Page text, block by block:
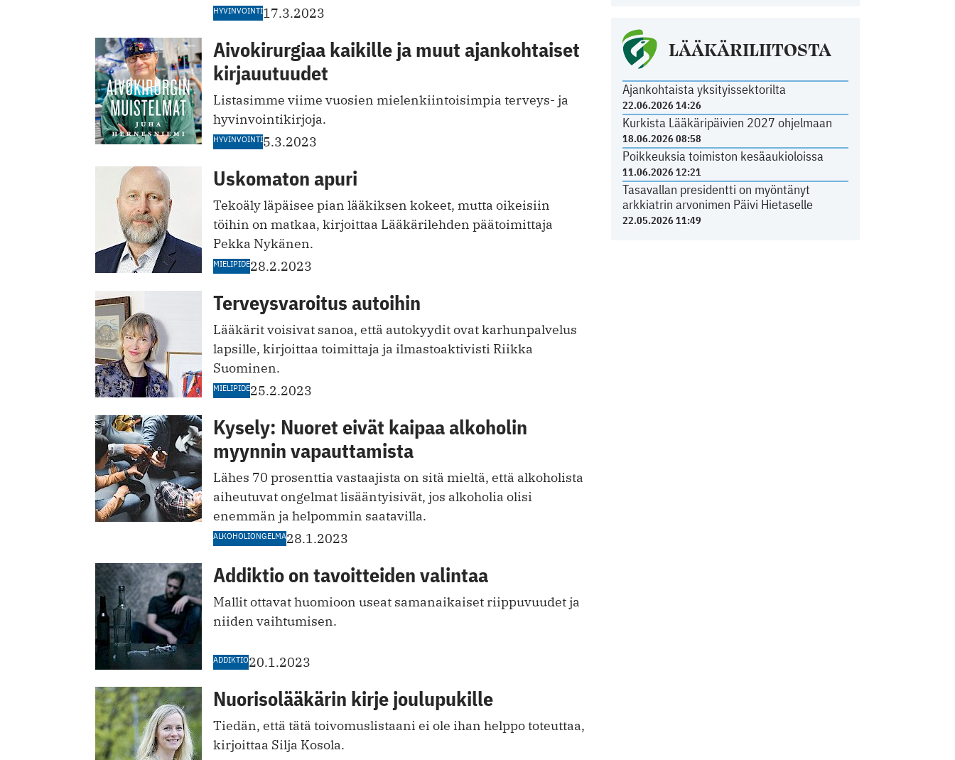
HYVINVOINTI17.3.2023
Aivokirurgiaa kaikille ja muut ajankohtaiset
kirjauutuudet
Listasimme viime vuosien mielenkiintoisimpia terveys- ja
hyvinvointikirjoja.
HYVINVOINTI5.3.2023
Uskomaton apuri
Tekoäly läpäisee pian lääkiksen kokeet, mutta oikeisiin
töihin on matkaa, kirjoittaa Lääkärilehden päätoimittaja
Pekka Nykänen.
MIELIPIDE28.2.2023
Terveysvaroitus autoihin
Lääkärit voisivat sanoa, että autokyydit ovat karhunpalvelus
lapsille, kirjoittaa toimittaja ja ilmastoaktivisti Riikka
Suominen.
MIELIPIDE25.2.2023
Kysely: Nuoret eivät kaipaa alkoholin
myynnin vapauttamista
Lähes 70 prosenttia vastaajista on sitä mieltä, että alkoholista
aiheutuvat ongelmat lisääntyisivät, jos alkoholia olisi
enemmän ja helpommin saatavilla.
ALKOHOLIONGELMA28.1.2023
Addiktio on tavoitteiden valintaa
Mallit ottavat huomioon useat samanaikaiset riippuvuudet ja
niiden vaihtumisen.
ADDIKTIO20.1.2023
Nuorisolääkärin kirje joulupukille
Tiedän, että tätä toivomuslistaani ei ole ihan helppo toteuttaa,
kirjoittaa Silja Kosola.
LÄÄKÄRILIITOSTA
Ajankohtaista yksityissektorilta
22.06.2026 14:26
Kurkista Lääkäripäivien 2027 ohjelmaan
18.06.2026 08:58
Poikkeuksia toimiston kesäaukioloissa
11.06.2026 12:21
Tasavallan presidentti on myöntänyt
arkkiatrin arvonimen Päivi Hietaselle
22.05.2026 11:49